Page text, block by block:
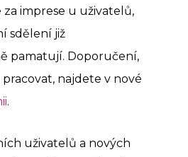
imprese u uživatelů,
sdělení již
pamatují. Doporučení,
najdete v nové
.
uživatelů a nových